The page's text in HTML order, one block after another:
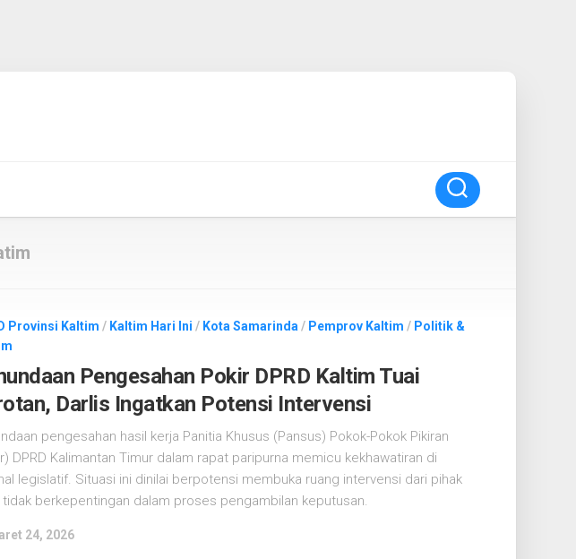
Provinsi Kaltim / Kaltim Hari Ini / Kota Samarinda / Pemprov Kaltim / Politik &
Pengesahan Pokir DPRD Kaltim Tuai
Darlis Ingatkan Potensi Intervensi
pengesahan hasil kerja Panitia Khusus (Pansus) Pokok-Pokok Pikiran
DPRD Kalimantan Timur dalam rapat paripurna memicu kekhawatiran di
legislatif. Situasi ini dinilai berpotensi membuka ruang intervensi dari pihak
tidak berkepentingan dalam proses pengambilan keputusan.
24, 2026